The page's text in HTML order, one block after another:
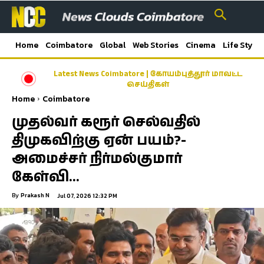
Home Coimbatore Global Web Stories Cinema Life Style
Latest News Coimbatore | கோயம்புத்தூர் மாவட்ட
செய்திகள்
காலை உணவு திட்டத்தில் பயன்பெற்ற மாணவ
மாணவிகள்- கோவை மாநகராட்சி வெளியிட்டுள்ள
Home Coimbatore
முதல்வர் கரூர் செல்வதில்
திமுகவிற்கு ஏன் பயம்?-
அமைச்சர் நிர்மல்குமார்
கேள்வி…
By Prakash N Jul 07, 2026 12:32 PM